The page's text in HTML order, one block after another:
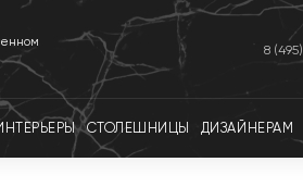
8 (495)
СТОЛЕШНИЦЫ ДИЗАЙНЕРАМ